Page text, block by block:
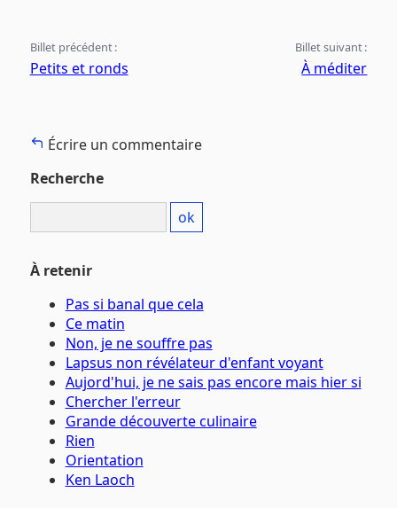
Billet précédent :
Petits et ronds
Billet suivant :
À méditer
Écrire un commentaire
Recherche
À retenir
Pas si banal que cela
Ce matin
Non, je ne souffre pas
Lapsus non révélateur d'enfant voyant
Aujord'hui, je ne sais pas encore mais hier si
Chercher l'erreur
Grande découverte culinaire
Rien
Orientation
Ken Laoch